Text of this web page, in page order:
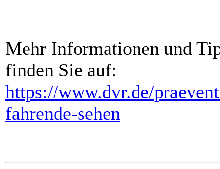
Mehr Informationen und
finden Sie auf:
https://www.dvr.de/
fahrende-sehen